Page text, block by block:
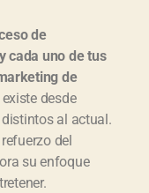
de
cada uno de tus
de
desde
al actual.
del
su enfoque